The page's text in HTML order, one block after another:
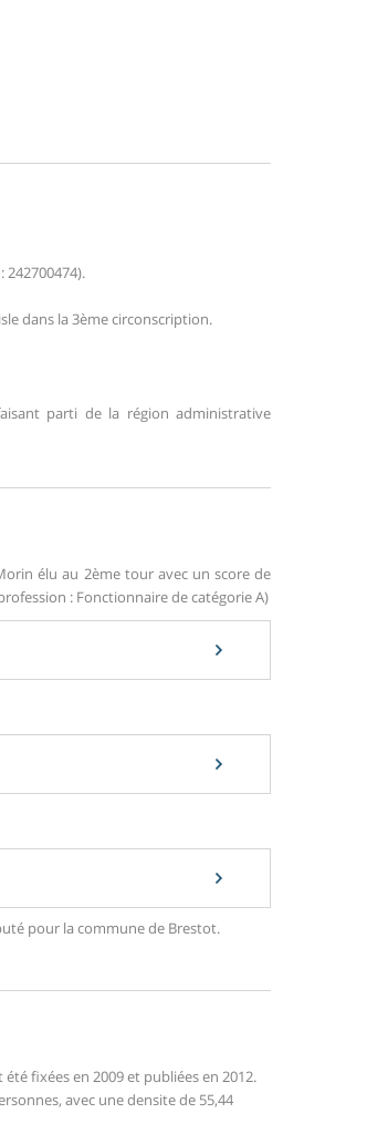
dans la 3ème circonscription.
parti de la région administrative
élu au 2ème tour avec un score de
: Fonctionnaire de catégorie A)
pour la commune de Brestot.
fixées en 2009 et publiées en 2012.
avec une densite de 55,44